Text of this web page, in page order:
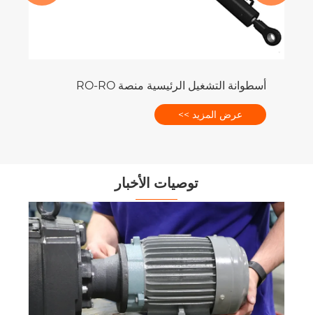
أسطوانة التشغيل الرئيسية منصة RO-RO
عرض المزيد >>
توصيات الأخبار